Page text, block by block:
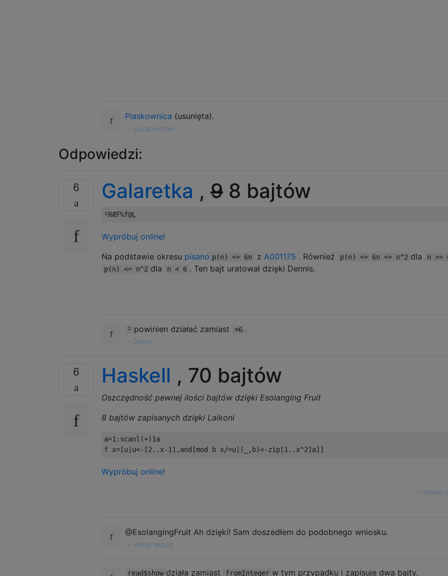
Piaskownica (usunięta).
pizzapants184
Odpowiedzi:
6 Galaretka , 9 8 bajtów
Wypróbuj online!
Na podstawie okresu pisano p(n) <= 6n z A001175 . Również p(n) <= 6n <= n^2 dla n >=
p(n) <= n^2 dla n < 6 . Ten bajt uratował dzięki Dennis.
² powinien działać zamiast ×6 .
Dennis
6 Haskell , 70 bajtów
Oszczędność pewnej ilości bajtów dzięki Esolanging Fruit
8 bajtów zapisanych dzięki Laikoni
a=1 : scanl (+)1a
f x=[u | u<-[2 .. x-1 ], and [mod b x/=u |(_, b)<-zip[1 .. x^2]a]]
Wypróbuj online!
Kreator
@EsolangingFruit Ah dzięki! Sam doszedłem do podobnego wniosku.
Wheat Wizard
read$show działa zamiast fromInteger w tym przypadku i zapisuje dwa bajty.